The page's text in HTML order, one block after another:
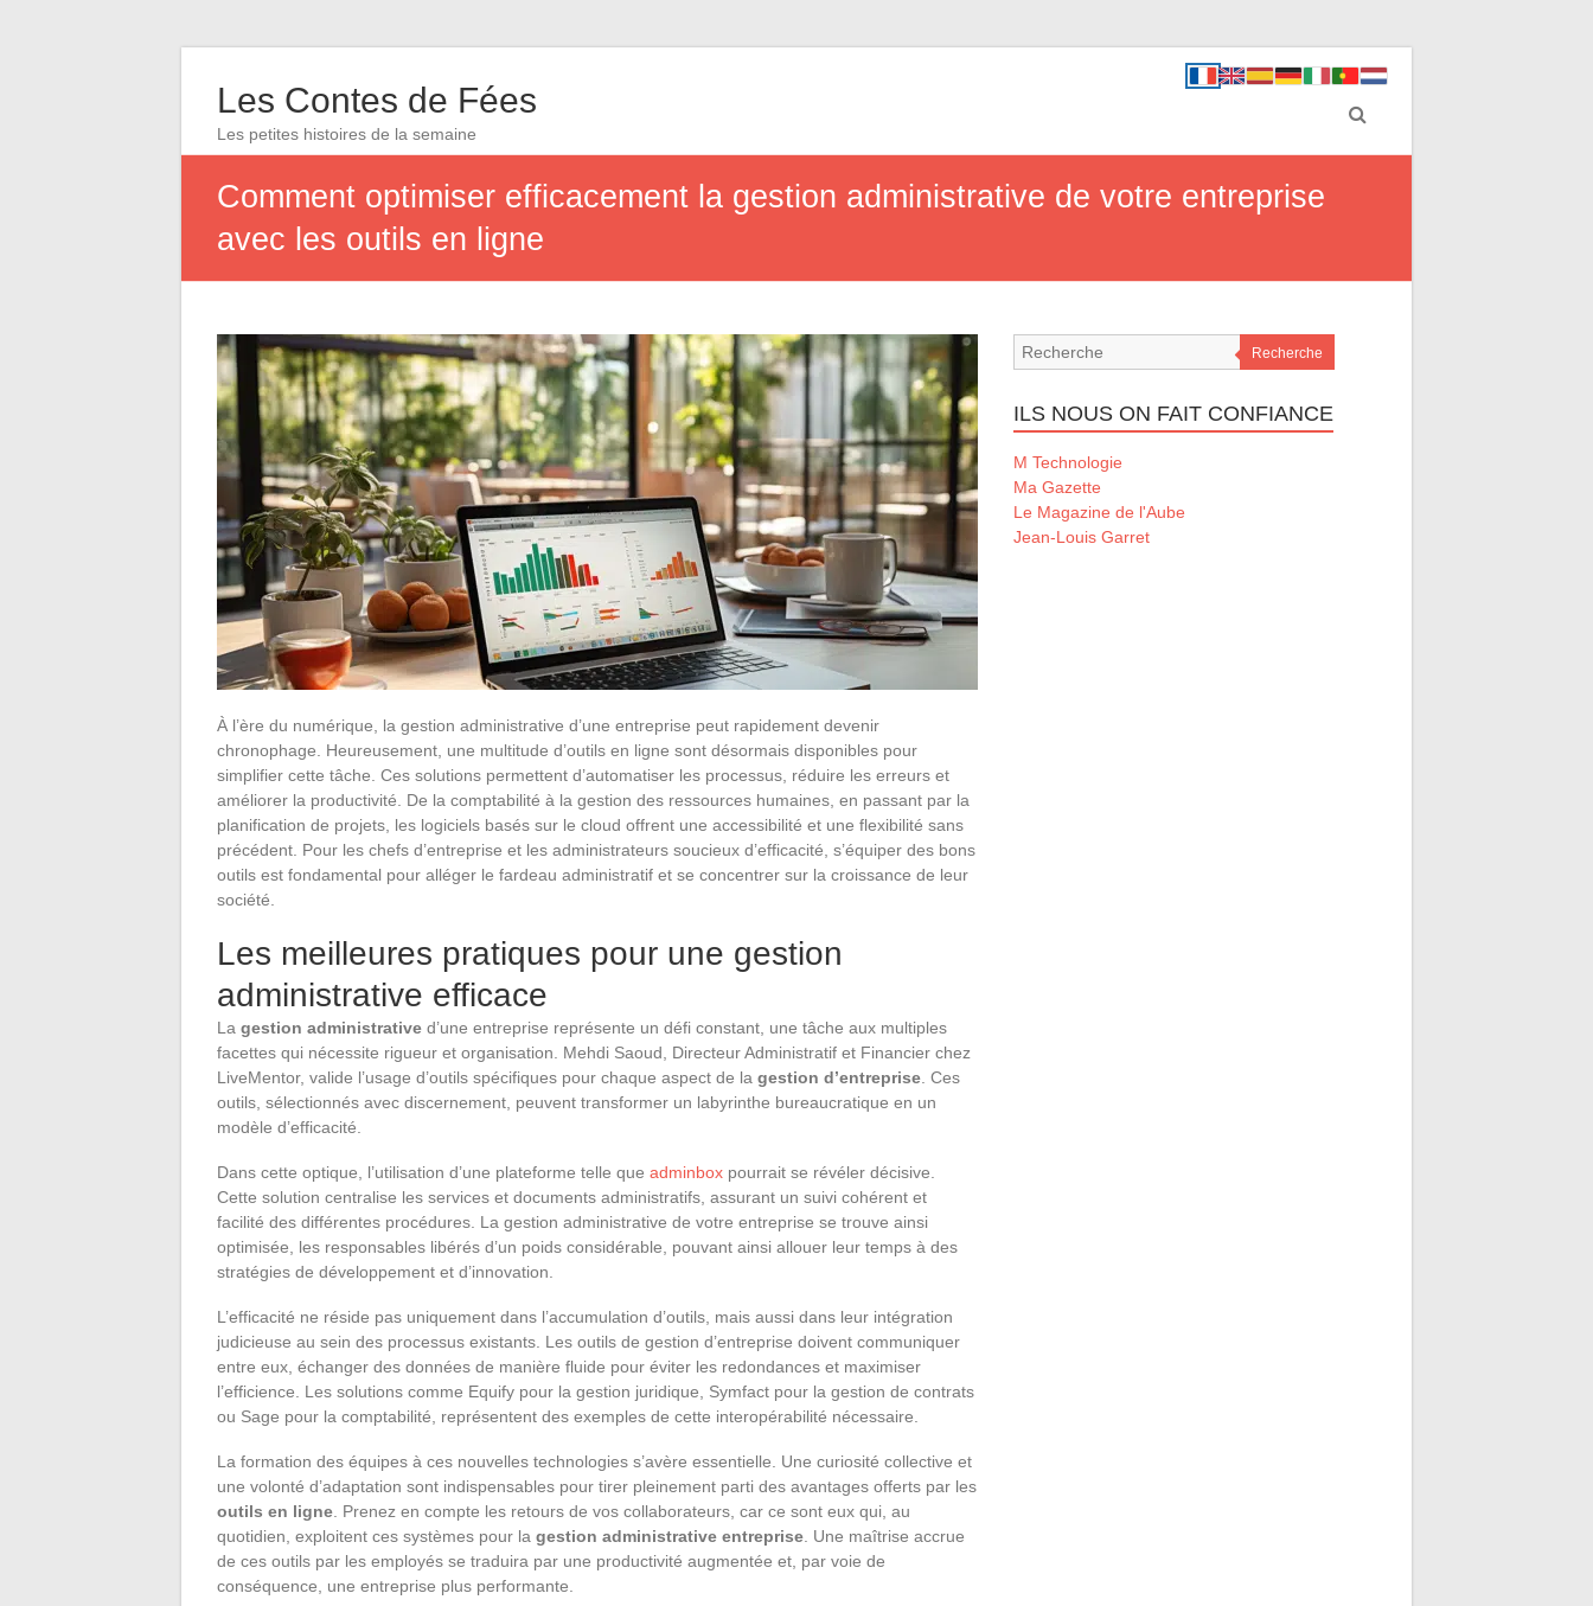
Les Contes de Fées
Les petites histoires de la semaine
Comment optimiser efficacement la gestion administrative de votre entreprise
avec les outils en ligne
À l’ère du numérique, la gestion administrative d’une entreprise peut rapidement devenir
chronophage. Heureusement, une multitude d’outils en ligne sont désormais disponibles pour
simplifier cette tâche. Ces solutions permettent d’automatiser les processus, réduire les erreurs et
améliorer la productivité. De la comptabilité à la gestion des ressources humaines, en passant par la
planification de projets, les logiciels basés sur le cloud offrent une accessibilité et une flexibilité sans
précédent. Pour les chefs d’entreprise et les administrateurs soucieux d’efficacité, s’équiper des bons
outils est fondamental pour alléger le fardeau administratif et se concentrer sur la croissance de leur
société.
Les meilleures pratiques pour une gestion
administrative efficace
La gestion administrative d’une entreprise représente un défi constant, une tâche aux multiples
facettes qui nécessite rigueur et organisation. Mehdi Saoud, Directeur Administratif et Financier chez
LiveMentor, valide l’usage d’outils spécifiques pour chaque aspect de la gestion d’entreprise . Ces
outils, sélectionnés avec discernement, peuvent transformer un labyrinthe bureaucratique en un
modèle d’efficacité.
Dans cette optique, l’utilisation d’une plateforme telle que adminbox pourrait se révéler décisive.
Cette solution centralise les services et documents administratifs, assurant un suivi cohérent et
facilité des différentes procédures. La gestion administrative de votre entreprise se trouve ainsi
optimisée, les responsables libérés d’un poids considérable, pouvant ainsi allouer leur temps à des
stratégies de développement et d’innovation.
L’efficacité ne réside pas uniquement dans l’accumulation d’outils, mais aussi dans leur intégration
judicieuse au sein des processus existants. Les outils de gestion d’entreprise doivent communiquer
entre eux, échanger des données de manière fluide pour éviter les redondances et maximiser
l’efficience. Les solutions comme Equify pour la gestion juridique, Symfact pour la gestion de contrats
ou Sage pour la comptabilité, représentent des exemples de cette interopérabilité nécessaire.
La formation des équipes à ces nouvelles technologies s’avère essentielle. Une curiosité collective et
une volonté d’adaptation sont indispensables pour tirer pleinement parti des avantages offerts par les
outils en ligne . Prenez en compte les retours de vos collaborateurs, car ce sont eux qui, au
quotidien, exploitent ces systèmes pour la gestion administrative entreprise . Une maîtrise accrue
de ces outils par les employés se traduira par une productivité augmentée et, par voie de
conséquence, une entreprise plus performante.
Recherche
ILS NOUS ON FAIT CONFIANCE
M Technologie
Ma Gazette
Le Magazine de l'Aube
Jean-Louis Garret